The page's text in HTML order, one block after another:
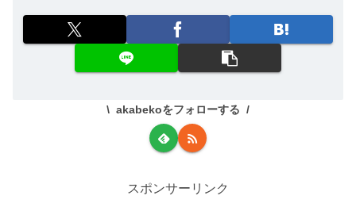
akabekoをフォローする
スポンサーリンク